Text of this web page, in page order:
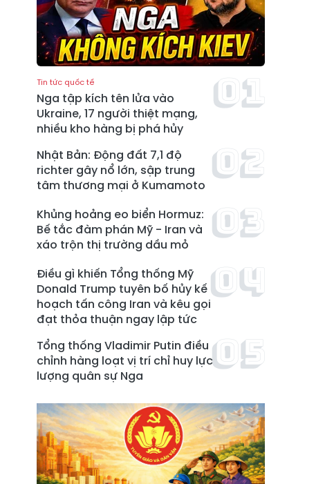
Tin tức quốc tế
Nga tập kích tên lửa vào
Ukraine, 17 người thiệt mạng,
nhiều kho hàng bị phá hủy
Nhật Bản: Động đất 7,1 độ
richter gây nổ lớn, sập trung
tâm thương mại ở Kumamoto
Khủng hoảng eo biển Hormuz:
Bế tắc đàm phán Mỹ - Iran và
xáo trộn thị trường dầu mỏ
Điều gì khiến Tổng thống Mỹ
Donald Trump tuyên bố hủy kế
hoạch tấn công Iran và kêu gọi
đạt thỏa thuận ngay lập tức
Tổng thống Vladimir Putin điều
chỉnh hàng loạt vị trí chỉ huy lực
lượng quân sự Nga